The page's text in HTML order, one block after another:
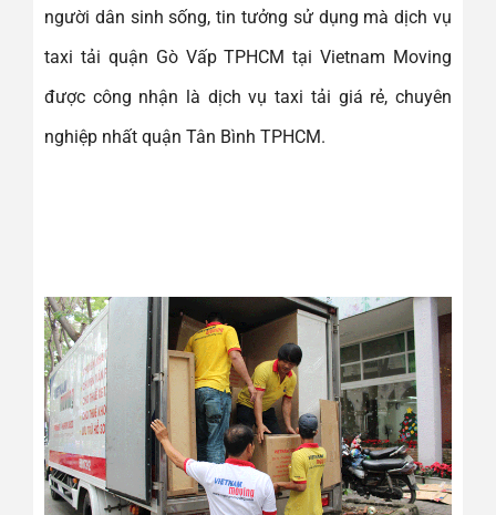
người dân sinh sống, tin tưởng sử dụng mà dịch vụ
taxi tải quận Gò Vấp TPHCM tại Vietnam Moving
được công nhận là dịch vụ taxi tải giá rẻ, chuyên
nghiệp nhất quận Tân Bình TPHCM.